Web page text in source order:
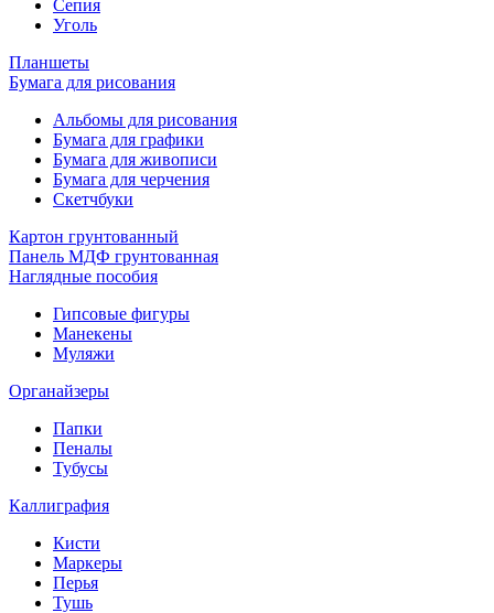
Сепия
Уголь
Планшеты
Бумага для рисования
Альбомы для рисования
Бумага для графики
Бумага для живописи
Бумага для черчения
Скетчбуки
Картон грунтованный
Панель МДФ грунтованная
Наглядные пособия
Гипсовые фигуры
Манекены
Муляжи
Органайзеры
Папки
Пеналы
Тубусы
Каллиграфия
Кисти
Маркеры
Перья
Тушь